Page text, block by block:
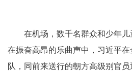
在机场，数千名群众和少年儿
在振奋高昂的乐曲声中，习近平
队，同前来送行的朝方高级别官